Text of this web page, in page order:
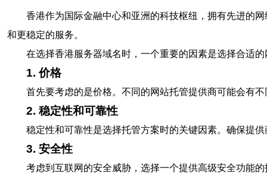
香港作为国际金融中心和亚洲的科技枢纽，拥有先进的
和更稳定的服务。
在选择香港服务器域名时，一个重要的因素是选择合适
1. 价格
首先要考虑的是价格。不同的网站托管提供商可能会有
2. 稳定性和可靠性
稳定性和可靠性是选择托管方案时的关键因素。确保提
3. 安全性
考虑到互联网的安全威胁，选择一个提供高级安全功能